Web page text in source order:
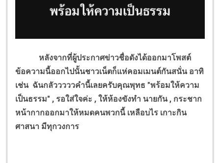
หลังจากที่ผู้ประกาศข่าวชื่อดังได้ออกมาโพสต์
ข้อความนี้ออกไปนั้นชาวเน็ตก็แห่คอมเมนต์กันสนั่น อาทิ
เช่น ฉันกลัวววววคำนี้เลยครับคุณพุทธ "พร้อมให้ความ
เป็นธรรม" , รอใส่ใจค่ะ , ให้ห้องขังทำ นายกัน , กระชาก
หน้ากากออกมาให้หมดคนพวกนี้ เหลือบไร เกาะกิน
ศาสนา มีทุกวงการ